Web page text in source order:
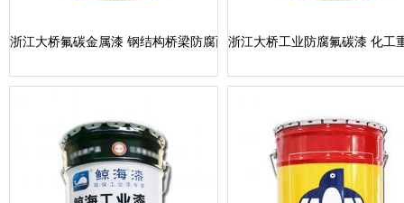
浙江大桥氟碳金属漆 钢结构桥梁防腐面漆 金属防锈油漆
浙江大桥工业防腐氟碳漆 化工